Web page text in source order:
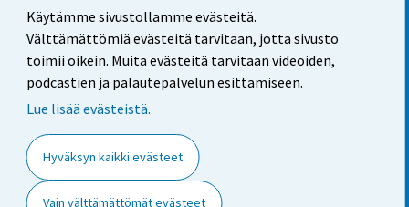
Käytämme sivustollamme evästeitä.
Välttämättömiä evästeitä tarvitaan, jotta sivusto
toimii oikein. Muita evästeitä tarvitaan videoiden,
podcastien ja palautepalvelun esittämiseen.
Lue lisää evästeistä.
Hyväksyn kaikki evästeet
Vain välttämättömät evästeet
Palaute
Käyttöehdot
Saavutettavuus
Tietoa sivustosta